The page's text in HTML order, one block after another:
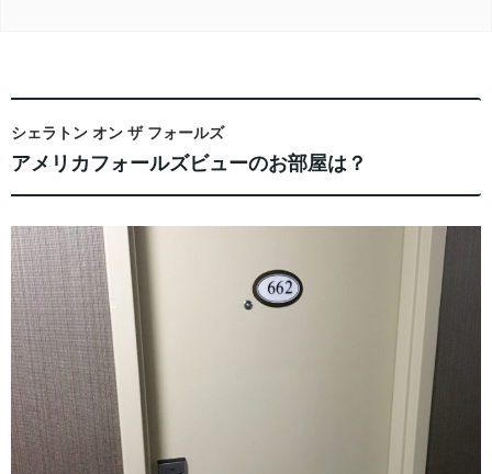
シェラトン オン ザ フォールズ
アメリカフォールズビューのお部屋は？